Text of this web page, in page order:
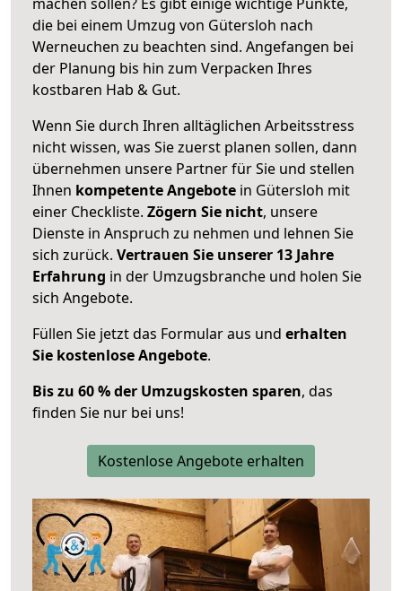
die bei einem Umzug von Gütersloh nach
Werneuchen zu beachten sind. Angefangen bei
der Planung bis hin zum Verpacken Ihres
kostbaren Hab & Gut.
Wenn Sie durch Ihren alltäglichen Arbeitsstress
nicht wissen, was Sie zuerst planen sollen, dann
übernehmen unsere Partner für Sie und stellen
Ihnen kompetente Angebote in Gütersloh mit
einer Checkliste. Zögern Sie nicht, unsere
Dienste in Anspruch zu nehmen und lehnen Sie
sich zurück. Vertrauen Sie unserer 13 Jahre
Erfahrung in der Umzugsbranche und holen Sie
sich Angebote.
Füllen Sie jetzt das Formular aus und erhalten
Sie kostenlose Angebote.
Bis zu 60 % der Umzugskosten sparen, das
finden Sie nur bei uns!
Kostenlose Angebote erhalten